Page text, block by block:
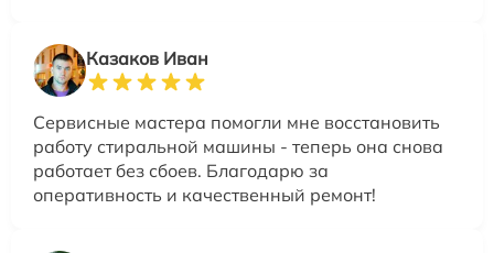
Казаков Иван
Сервисные мастера помогли мне восстановить
работу стиральной машины - теперь она снова
работает без сбоев. Благодарю за
оперативность и качественный ремонт!